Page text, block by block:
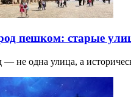
пешком: старые
— не одна улица, а